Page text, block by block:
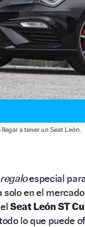
a tener un Seat León.
regaloespecial
solo en el
Seat León ST
lo que puede